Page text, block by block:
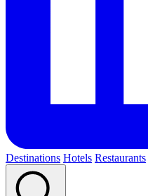
Destinations Hotels Restaurants